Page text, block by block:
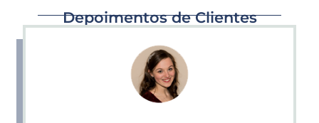
Depoimentos de Clientes